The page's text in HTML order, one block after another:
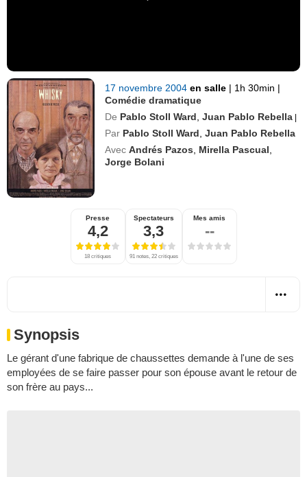
17 novembre 2004en salle | 1h 30min |
Comédie dramatique
De Pablo Stoll Ward ,Juan Pablo Rebella |
Par Pablo Stoll Ward ,Juan Pablo Rebella
Avec Andrés Pazos Mirella Pascual
Jorge Bolani
Presse
4,2
18 critiques
Spectateurs
3,3
91 notes, 22 critiques
Mes amis
--
Synopsis
Le gérant d'une fabrique de chaussettes demande à l'une de ses
employées de se faire passer pour son épouse avant le retour de
son frère au pays...